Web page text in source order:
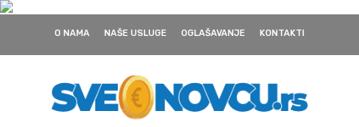
O NAMA NAŠE USLUGE OGLAŠAVANJE KONTAKTI